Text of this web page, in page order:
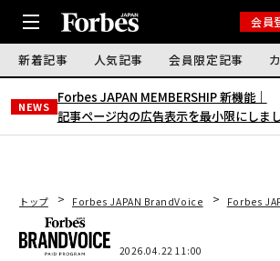
会員
新着記事 人気記事 会員限定記事
NEWS
Forbes JAPAN MEMBERSHIP 新機能｜
記事ページ内の広告表示を最小限にしま
トップ Forbes JAPAN BrandVoice Forbes
2026.04.22 11:00